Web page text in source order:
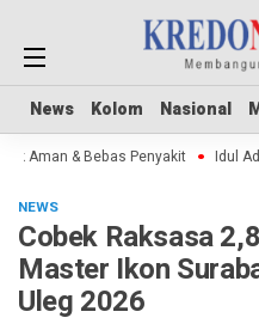
News Kolom Nasional
News Kolom Nasional
& Bebas Penyakit Idul
NEWS
Cobek Raksasa
Master Ikon
Uleg 2026